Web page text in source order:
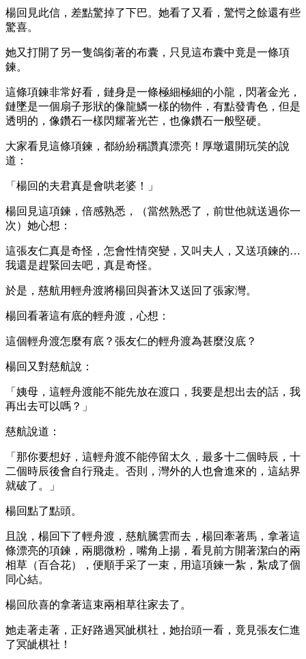
楊回見此信，差點驚掉了下巴。她看了又看，驚愕之餘還有些
驚喜。
她又打開了另一隻鴿銜著的布囊，只見這布囊中竟是一條項
鍊。
這條項鍊非常好看，鏈身是一條極細極細的小龍，閃著金光，
鏈墜是一個扇子形狀的像龍鱗一樣的物件，有點發青色，但是
透明的，像鑽石一樣閃耀著光芒，也像鑽石一般堅硬。
大家看見這條項鍊，都紛紛稱讚真漂亮！厚墩還開玩笑的說
道：
「楊回的夫君真是會哄老婆！」
楊回見這項鍊，倍感熟悉，（當然熟悉了，前世他就送過你一
次）她心想：
這張友仁真是奇怪，怎會性情突變，又叫夫人，又送項鍊的…
我還是趕緊回去吧，真是奇怪。
於是，慈航用輕舟渡將楊回與蒼沐又送回了張家灣。
楊回看著這有底的輕舟渡，心想：
這個輕舟渡怎麼有底？張友仁的輕舟渡為甚麼沒底？
楊回又對慈航說：
「姨母，這輕舟渡能不能先放在渡口，我要是想出去的話，我
再出去可以嗎？」
慈航說道：
「那你要想好，這輕舟渡不能停留太久，最多十二個時辰，十
二個時辰後會自行飛走。否則，灣外的人也會進來的，這結界
就破了。」
楊回點了點頭。
且說，楊回下了輕舟渡，慈航騰雲而去，楊回牽著馬，拿著這
條漂亮的項鍊，兩腮微粉，嘴角上揚，看見前方開著潔白的兩
相草（百合花），便順手采了一束，用這項鍊一紮，紮成了個
同心結。
楊回欣喜的拿著這束兩相草往家去了。
她走著走著，正好路過冥皉棋社，她抬頭一看，竟見張友仁進
了冥皉棋社！